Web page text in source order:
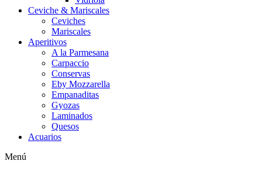
Ceviche & Mariscales
Ceviches
Mariscales
Aperitivos
A la Parmesana
Carpaccio
Conservas
Eby Mozzarella
Empanaditas
Gyozas
Laminados
Quesos
Acuarios
Menú